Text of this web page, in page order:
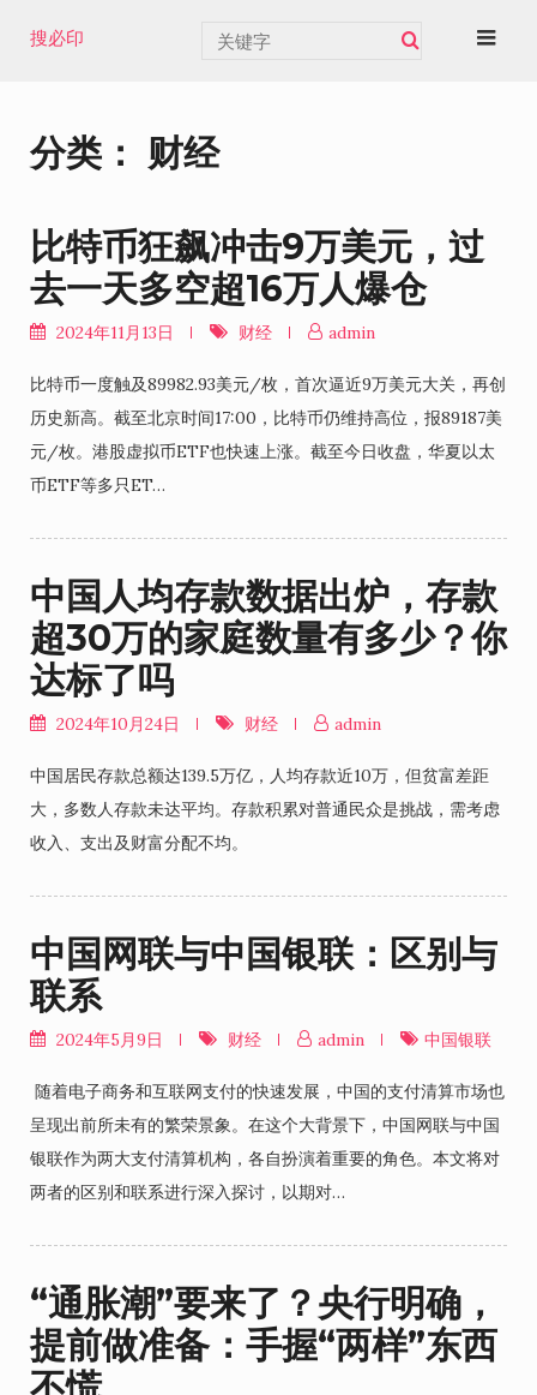
搜必印
分类： 财经
比特币狂飙冲击9万美元，过
去一天多空超16万人爆仓
2024年11月13日 财经 admin
比特币一度触及89982.93美元/枚，首次逼近9万美元大关，再创
历史新高。截至北京时间17:00，比特币仍维持高位，报89187美
元/枚。港股虚拟币ETF也快速上涨。截至今日收盘，华夏以太
币ETF等多只ET…
中国人均存款数据出炉，存款
超30万的家庭数量有多少？你
达标了吗
2024年10月24日 财经 admin
中国居民存款总额达139.5万亿，人均存款近10万，但贫富差距
大，多数人存款未达平均。存款积累对普通民众是挑战，需考虑
收入、支出及财富分配不均。
中国网联与中国银联：区别与
联系
2024年5月9日 财经 admin 中国银联
​ 随着电子商务和互联网支付的快速发展，中国的支付清算市场也
呈现出前所未有的繁荣景象。在这个大背景下，中国网联与中国
银联作为两大支付清算机构，各自扮演着重要的角色。本文将对
两者的区别和联系进行深入探讨，以期对…
“通胀潮”要来了？央行明确，
提前做准备：手握“两样”东西